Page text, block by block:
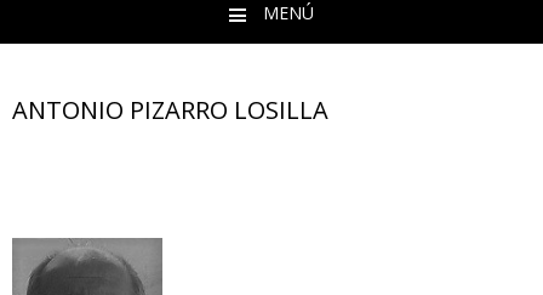
MENÚ
ANTONIO PIZARRO LOSILLA